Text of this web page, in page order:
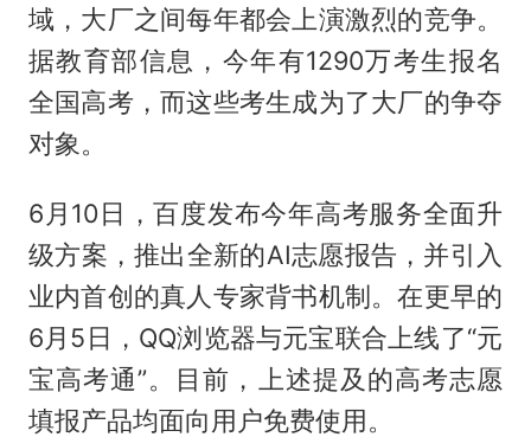
域，大厂之间每年都会上演激烈的竞争。
据教育部信息，今年有1290万考生报名
全国高考，而这些考生成为了大厂的争夺
对象。
6月10日，百度发布今年高考服务全面升
级方案，推出全新的AI志愿报告，并引入
业内首创的真人专家背书机制。在更早的
6月5日，QQ浏览器与元宝联合上线了“元
宝高考通”。目前，上述提及的高考志愿
填报产品均面向用户免费使用。